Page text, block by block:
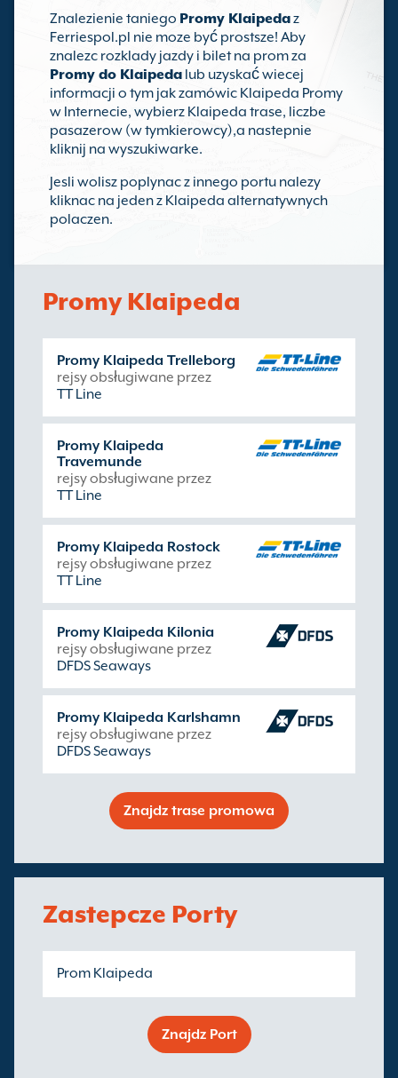
Znalezienie taniego Promy Klaipedaz
Ferriespol.pl nie moze być prostsze! Aby
znalezc rozklady jazdy i bilet na prom za
Promy do Klaipeda lub uzyskać wiecej
informacji o tym jak zamówic Klaipeda Promy
w Internecie, wybierz Klaipeda trase, liczbe
pasazerow (w tymkierowcy),a nastepnie
kliknij na wyszukiwarke.
Jesli wolisz poplynac z innego portu nalezy
kliknac na jeden z Klaipeda alternatywnych
polaczen.
Promy Klaipeda
Promy Klaipeda Trelleborg
rejsy obsługiwane przez
TT Line
Promy Klaipeda
Travemunde
rejsy obsługiwane przez
TT Line
Promy Klaipeda Rostock
rejsy obsługiwane przez
TT Line
Promy Klaipeda Kilonia
rejsy obsługiwane przez
DFDS Seaways
Promy Klaipeda Karlshamn
rejsy obsługiwane przez
DFDS Seaways
Znajdz trase promowa
Zastepcze Porty
Prom Klaipeda
Znajdz Port